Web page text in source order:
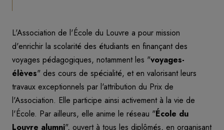
L'Association de l'École du Louvre a pour mission
d'enrichir la scolarité des étudiants en finançant des
voyages pédagogiques, notamment les "voyages-
élèves" des cours de spécialité, et en valorisant leurs
travaux exceptionnels par l'attribution du Prix de
l'Association. Elle participe ainsi activement à la vie de
l'École. Par ailleurs, elle anime le réseau "École du
Louvre alumni", ouvert à tous les diplômés, en organisant